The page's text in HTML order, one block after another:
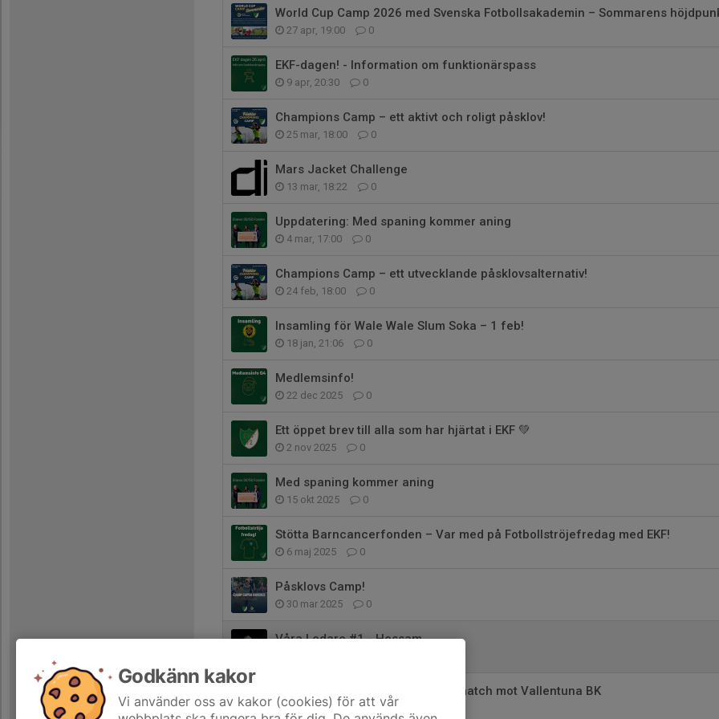
World Cup Camp 2026 med Svenska Fotbollsakademin – Sommarens
27 apr, 19:00 0
EKF-dagen! - Information om funktionärspass
9 apr, 20:30 0
Champions Camp – ett aktivt och roligt påsklov!
25 mar, 18:00 0
Mars Jacket Challenge
13 mar, 18:22 0
Uppdatering: Med spaning kommer aning
4 mar, 17:00 0
Champions Camp – ett utvecklande påsklovsalternativ!
24 feb, 18:00 0
Insamling för Wale Wale Slum Soka – 1 feb!
18 jan, 21:06 0
Medlemsinfo!
22 dec 2025 0
Ett öppet brev till alla som har hjärtat i EKF 💚
2 nov 2025 0
Med spaning kommer aning
15 okt 2025 0
Stötta Barncancerfonden – Var med på Fotbollströjefredag med EKF!
6 maj 2025 0
Påsklovs Camp!
30 mar 2025 0
Våra Ledare #1 - Hessam
Inför Veteran-DM: EKFs premiärmatch mot Vallentuna BK
28 feb 2025 0
Godkänn kakor
Vi använder oss av kakor (cookies) för att vår